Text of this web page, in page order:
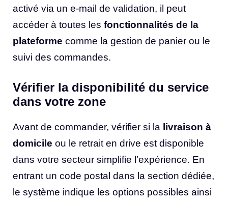
activé via un e-mail de validation, il peut
accéder à toutes les fonctionnalités de la
plateforme comme la gestion de panier ou le
suivi des commandes.
Vérifier la disponibilité du service
dans votre zone
Avant de commander, vérifier si la livraison à
domicile ou le retrait en drive est disponible
dans votre secteur simplifie l’expérience. En
entrant un code postal dans la section dédiée,
le système indique les options possibles ainsi